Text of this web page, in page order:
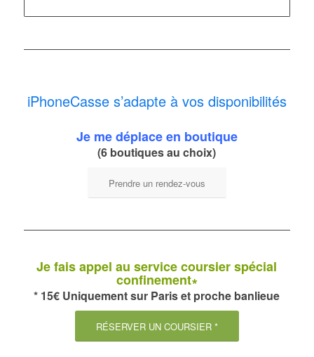
iPhoneCasse s’adapte à vos disponibilités
Je me déplace en boutique
(6 boutiques au choix)
Prendre un rendez-vous
Je fais appel au service coursier spécial
confinement∗
* 15€ Uniquement sur Paris et proche banlieue
RÉSERVER UN COURSIER *